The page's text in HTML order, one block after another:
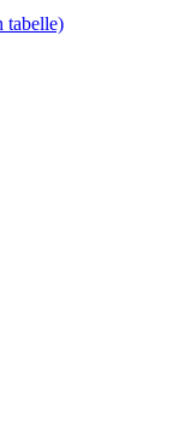
tabelle)